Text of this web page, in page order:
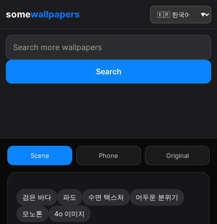
somewallpapers
Search
Scene Phone Original
9:41
검은 바다 파도 수면 텍스처
어두운 분위기
모노톤
4o 이미지